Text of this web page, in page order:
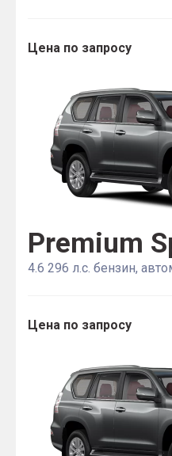
Цена по запросу
Premium
4.6 296 л.с. бензин,
Цена по запросу